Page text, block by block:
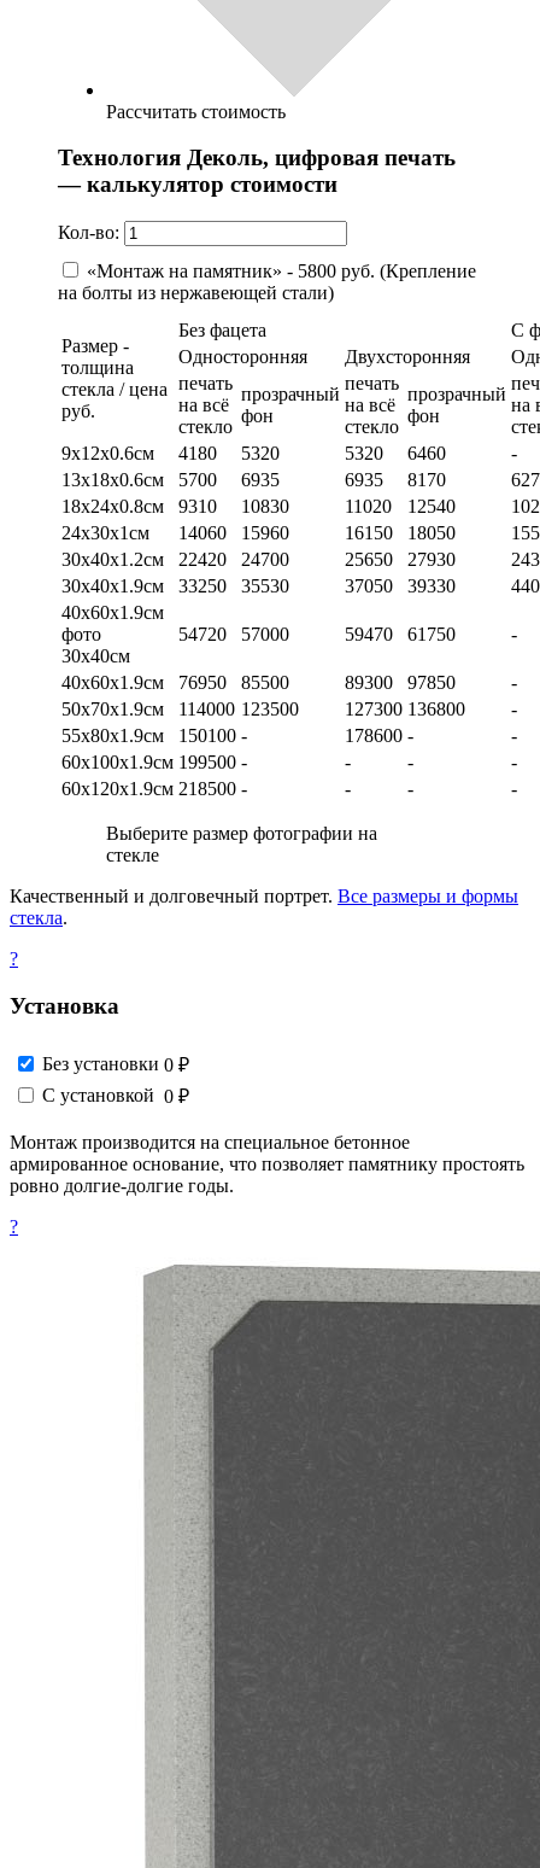
Рассчитать стоимость
Технология Деколь, цифровая печать
— калькулятор стоимости
Кол-во:
«Монтаж на памятник» - 5800 руб. (Крепление
на болты из нержавеющей стали)
Размер -
толщина
стекла / цена
руб.
Без фацета
С
Односторонняя
Двухсторонняя
печать
на всё
стекло
прозрачный
фон
печать
на всё
стекло
прозрачный
фон
на
9х12х0.6см
4180 5320 5320 6460
-
13х18х0.6см
5700 6935 6935 8170
18х24х0.8см
9310 10830 11020 12540
24х30х1см
14060 15960 16150 18050
30х40х1.2см
22420 24700 25650 27930
30х40х1.9см
33250 35530 37050 39330
40х60х1.9см
фото
30х40см
54720 57000 59470 61750 -
40х60х1.9см 76950 85500 89300 97850
-
50х70х1.9см
114000 123500 127300 136800
-
55х80х1.9см
150100 - 178600 -
-
60х100х1.9см 199500 - - -
-
60х120х1.9см 218500 - - - -
Выберите размер фотографии на
стекле
Качественный и долговечный портрет. Все размеры и формы
стекла.
?
Установка
Без установки 0 ₽
С установкой 0 ₽
Монтаж производится на специальное бетонное
армированное основание, что позволяет памятнику простоять
ровно долгие-долгие годы.
?